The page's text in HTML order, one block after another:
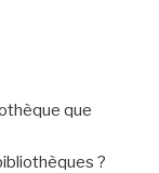
que
?